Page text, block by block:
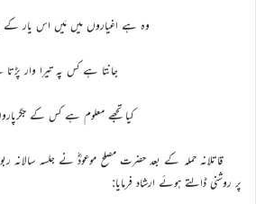
وہ ہے اغیاروں میں مَیں اس یار کے
جانتا ہے کس پہ تیرا وار
کیا تجھے معلوم ہے کس کے
قاتلانہ حملہ کے بعد حضرت مصلح موعودؓ نے جلسہ سالانہ
پر روشنی ڈالتے ہوئے ارشاد فرمایا: